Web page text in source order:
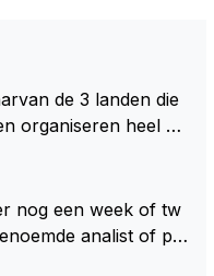
de 3 landen die
organiseren heel ve
om maar die F1 lic
Afrikaanse landen
analist of pr